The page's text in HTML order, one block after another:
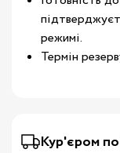
режимі.
Термін
Кур'єром